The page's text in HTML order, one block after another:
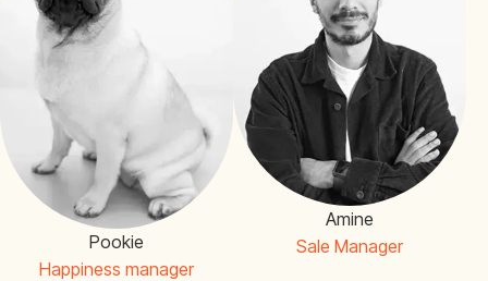
Pookie
Happiness manager
Amine
Sale Manager